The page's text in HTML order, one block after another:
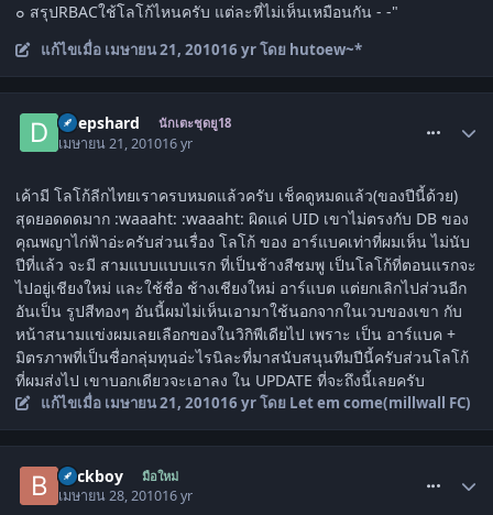
๐ สรุปRBACใช้โลโก้ไหนครับ แต่ละที่ไม่เห็นเหมือนกัน - -"
แก้ไขเมื่อ เมษายน 21, 201016 yrโดย hutoew~*
Deepshard นักเตะชุดยู18
เมษายน 21, 201016 yr
เค้ามี โลโก้ลีกไทยเราครบหมดแล้วครับ เช็คดูหมดแล้ว(ของปีนี้ด้วย)
สุดยอดดดมาก :waaaht: :waaaht: ผิดแค่ UID เขาไม่ตรงกับ DB ของ
คุณพญาไก่ฟ้าอ่ะครับส่วนเรื่อง โลโก้ ของ อาร์แบคเท่าที่ผมเห็น ไม่นับ
ปีที่แล้ว จะมี สามแบบแบบแรก ที่เป็นช้างสีชมพู เป็นโลโก้ที่ตอนแรกจะ
ไปอยู่เชียงใหม่ และใช้ชื่อ ช้างเชียงใหม่ อาร์แบต แต่ยกเลิกไปส่วนอีก
อันเป็น รูปสีทองๆ อันนี้ผมไม่เห็นเอามาใช้นอกจากในเวบของเขา กับ
หน้าสนามแข่งผมเลยเลือกของในวิกิพีเดียไป เพราะ เป็น อาร์แบค +
มิตรภาพที่เป็นชื่อกลุ่มทุนอ่ะไรนิละที่มาสนับสนุนทีมปีนี้ครับส่วนโลโก้
ที่ผมส่งไป เขาบอกเดียวจะเอาลง ใน UPDATE ที่จะถึงนี้เลยครับ
แก้ไขเมื่อ เมษายน 21, 201016 yrโดย Let em come(millwall FC)
Beckboy มือใหม่
เมษายน 28, 201016 yr